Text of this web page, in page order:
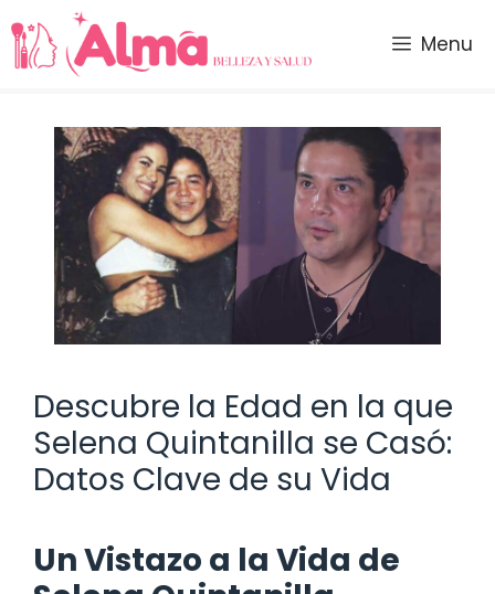
Saltar
al
contenido
Menu
Descubre la Edad en la que
Selena Quintanilla se Casó:
Datos Clave de su Vida
Un Vistazo a la Vida de